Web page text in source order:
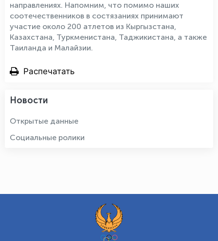
направлениях. Напомним, что помимо наших
соотечественников в состязаниях принимают
участие около 200 атлетов из Кыргызстана,
Казахстана, Туркменистана, Таджикистана, а также
Таиланда и Малайзии.
Распечатать
Новости
Открытые данные
Социальные ролики